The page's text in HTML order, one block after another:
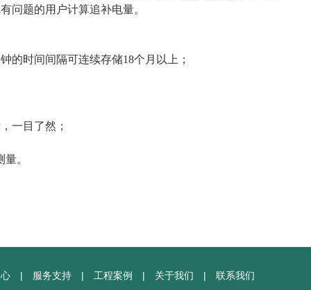
问题的用户计算追补电量。
的时间间隔可连续存储18个月以上；
，一目了然 ；
。
| 服务支持 | 工程案例 | 关于我们 | 联系我们